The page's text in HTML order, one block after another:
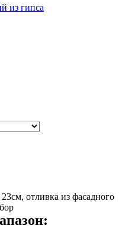
из гипса
отливка из фасадного